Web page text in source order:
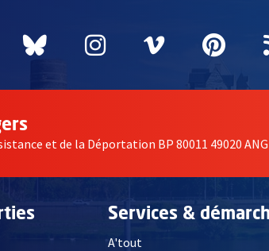
nouvelle fenêtre
Twitter
, Ouvre une nouvelle fenêtre
Bluesky
, Ouvre une nouvelle
Instagram
, Ouvre une
Vimeo
, Ouvre
,
et de la Déportation BP 80011 49020
Services &
A'tout